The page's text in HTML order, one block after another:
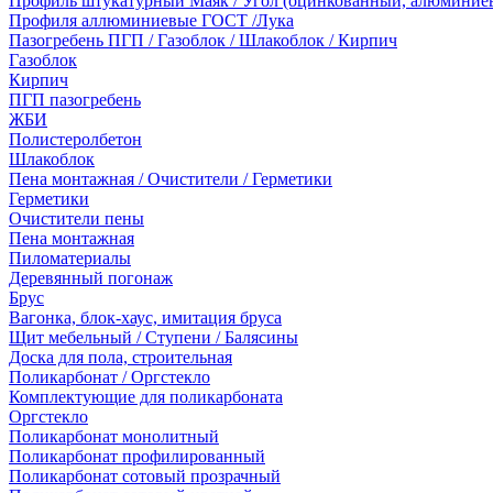
Профиля аллюминиевые ГОСТ /Лука
Пазогребень ПГП / Газоблок / Шлакоблок / Кирпич
Газоблок
Кирпич
ПГП пазогребень
ЖБИ
Полистеролбетон
Шлакоблок
Пена монтажная / Очистители / Герметики
Герметики
Очистители пены
Пена монтажная
Пиломатериалы
Деревянный погонаж
Брус
Вагонка, блок-хаус, имитация бруса
Щит мебельный / Ступени / Балясины
Доска для пола, строительная
Поликарбонат / Оргстекло
Комплектующие для поликарбоната
Оргстекло
Поликарбонат монолитный
Поликарбонат профилированный
Поликарбонат сотовый прозрачный